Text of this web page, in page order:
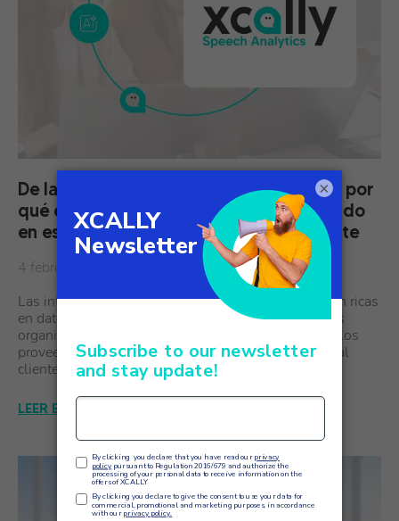
De las conversaciones a la información: por
qué el análisis de voz se está convirtiendo
en esencial para la experiencia del cliente
4 febrero
Las interacciones con los clientes nunca han sido tan ricas
en datos ni tan difíciles de comprender. Cada día, las
organizaciones medianas y grandes, especialmente los
proveedores de servicios que gestionan la atención al
cliente en…
LEER EL ARTÍCULO
×